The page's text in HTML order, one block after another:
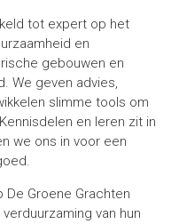
tot expert op het
en
gebouwen en
We geven advies,
slimme tools om
en leren zit in
we ons in voor een
Groene Grachten
van hun